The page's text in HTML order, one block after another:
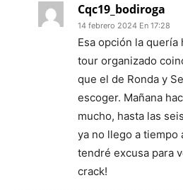
Cqc19_bodiroga
14 febrero 2024 En 17:28
Esa opción la quería
tour organizado
que el de Ronda y
escoger. Mañana
mucho, hasta las
ya no llego a tiempo
tendré excusa para
crack!